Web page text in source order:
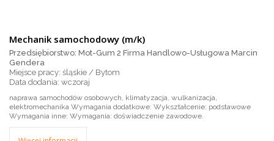
Mechanik samochodowy (m/k)
Przedsiębiorstwo: Mot-Gum 2 Firma Handlowo-Usługowa Marcin
Gendera
Miejsce pracy: śląskie / Bytom
wczoraj
naprawa samochodów osobowych, klimatyzacja, wulkanizacja,
elektromechanika Wymagania dodatkowe: Wykształcenie: podstawowe
Wymagania inne: Wymagania: doświadczenie zawodowe.